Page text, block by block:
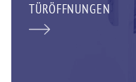
TÜRÖFFNUNGEN